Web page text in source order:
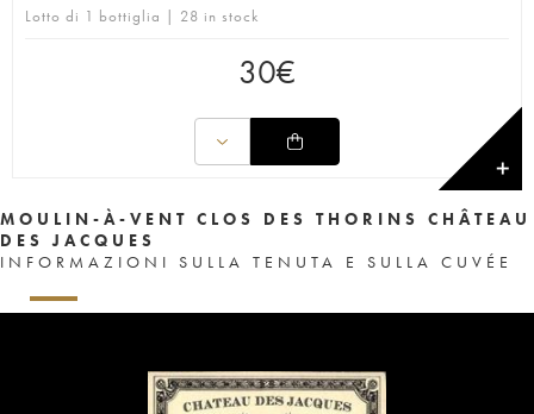
Lotto di 1 bottiglia | 28 in stock
30€
✕
MOULIN-À-VENT CLOS DES THORINS CHÂTEAU
DES JACQUES
INFORMAZIONI SULLA TENUTA E SULLA CUVÉE